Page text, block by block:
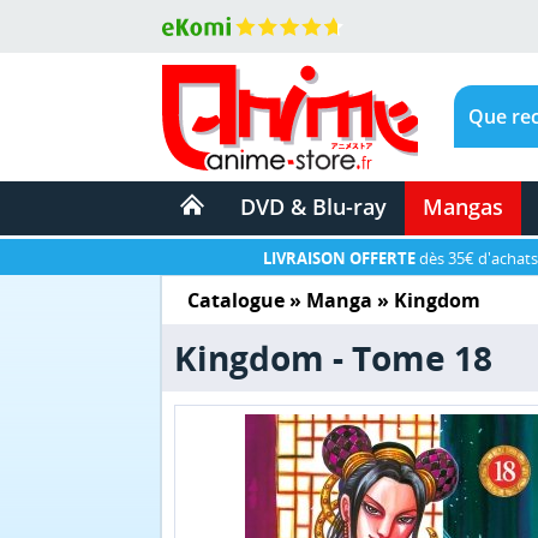
DVD & Blu-ray Mangas
LIVRAISON OFFERTEdès 35€
Catalogue» Manga » Kingdom
Kingdom - Tome 18